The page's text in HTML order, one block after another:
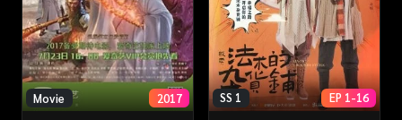
Movie 2017 SS 1 EP 1-16